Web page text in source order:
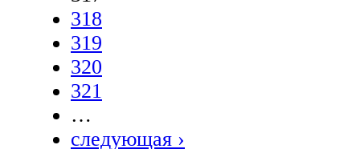
318
319
320
321
…
следующая ›